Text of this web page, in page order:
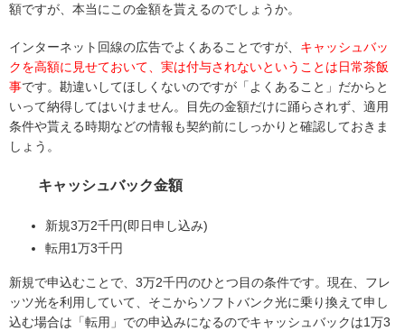
額ですが、本当にこの金額を貰えるのでしょうか。
インターネット回線の広告でよくあることですが、 キャッシュバッ
クを高額に見せておいて、実は付与されないということは日常茶飯
事です。勘違いしてほしくないのですが「よくあること」だからと
いって納得してはいけません。目先の金額だけに踊らされず、適用
条件や貰える時期などの情報も契約前にしっかりと確認しておきま
しょう。
キャッシュバック金額
新規3万2千円(即日申し込み)
転用1万3千円
新規で申込むことで、3万2千円のひとつ目の条件です。現在、フレ
ッツ光を利用していて、そこからソフトバンク光に乗り換えて申し
込む場合は「転用」での申込みになるのでキャッシュバックは1万3